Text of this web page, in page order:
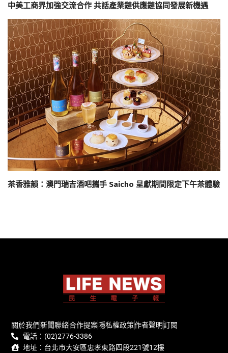
中美工商界加強交流合作 共話產業鏈供應鏈協同發展新機遇
茶香雅韻：澳門瑞吉酒吧攜手 Saicho 呈獻期間限定下午茶體驗
關於我們新聞聯絡合作提案隱私權政策作者聲明訂閱
電話：(02)2776-3386
地址：台北市大安區忠孝東路四段221號12樓